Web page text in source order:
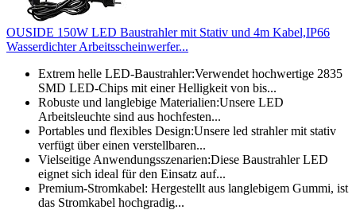
OUSIDE 150W LED Baustrahler mit Stativ und 4m Kabel,IP66
Wasserdichter Arbeitsscheinwerfer...
Extrem helle LED-Baustrahler:Verwendet hochwertige 2835
SMD LED-Chips mit einer Helligkeit von bis...
Robuste und langlebige Materialien:Unsere LED
Arbeitsleuchte sind aus hochfesten...
Portables und flexibles Design:Unsere led strahler mit stativ
verfügt über einen verstellbaren...
Vielseitige Anwendungsszenarien:Diese Baustrahler LED
eignet sich ideal für den Einsatz auf...
Premium-Stromkabel: Hergestellt aus langlebigem Gummi, ist
das Stromkabel hochgradig...